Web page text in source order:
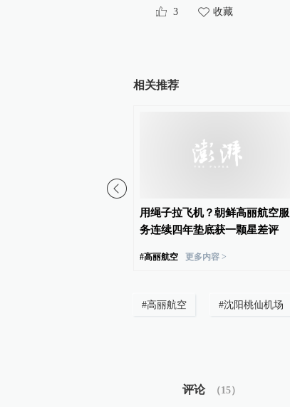
3 收藏
相关推荐
用绳子拉飞机？朝鲜高丽航空服
务连续四年垫底获一颗星差评
#高丽航空 更多内容 >
#高丽航空 #沈阳桃仙机场
评论 （15）